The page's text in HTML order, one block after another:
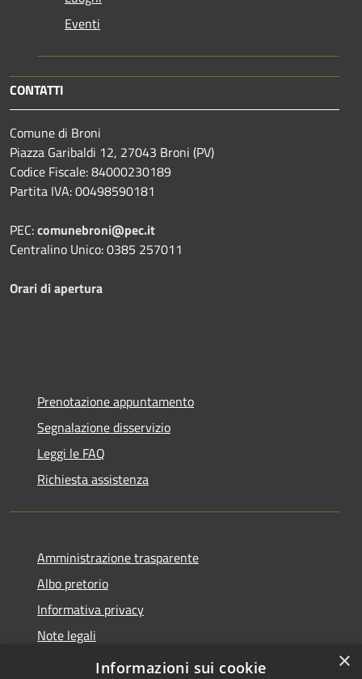
Eventi
CONTATTI
Comune di Broni
Piazza Garibaldi 12, 27043 Broni (PV)
Codice Fiscale: 84000230189
Partita IVA: 00498590181
PEC:comunebroni@pec.it
Centralino Unico: 0385 257011
Orari di apertura
Prenotazione appuntamento
Segnalazione disservizio
Leggi le FAQ
Richiesta assistenza
Amministrazione trasparente
Albo pretorio
Informativa privacy
Note legali
Dichiarazione di accessibilità
×
Informazioni sui cookie